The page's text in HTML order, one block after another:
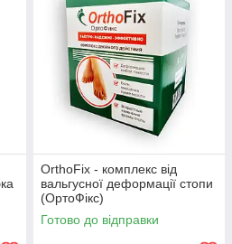
OrthoFix - комплекс від
вальгусної деформації стопи
(ОртоФікс)
Готово до відправки